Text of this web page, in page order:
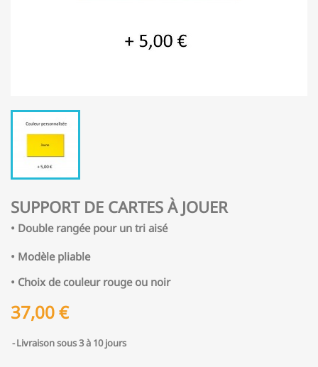
SUPPORT DE CARTES À JOUER
• Double rangée pour un tri aisé
• Modèle pliable
• Choix de couleur rouge ou noir
37,00 €
Livraison sous 3 à 10 jours